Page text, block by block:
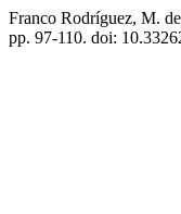
Franco Rodríguez, M.
pp. 97-110. doi: